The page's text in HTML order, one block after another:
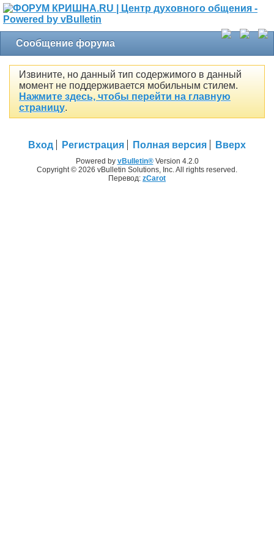
Сообщение форума
Извините, но данный тип содержимого в данный
момент не поддерживается мобильным стилем.
Нажмите здесь, чтобы перейти на главную
страницу.
Вход Регистрация Полная версия Вверх
Powered by vBulletin®Version 4.2.0
Copyright © 2026 vBulletin Solutions, Inc. All rights reserved.
Перевод: zCarot